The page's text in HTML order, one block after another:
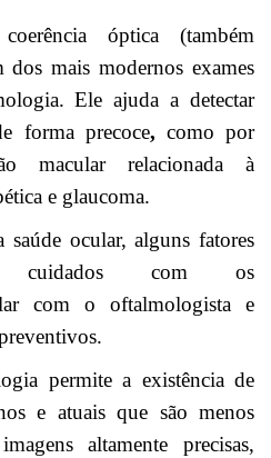
óptica (também
mais modernos exames
Ele ajuda a detectar
forma precoce, como por
macular relacionada à
e glaucoma.
saúde ocular, alguns fatores
cuidados com os
com o oftalmologista e
permite a existência de
e atuais que são menos
altamente precisas,